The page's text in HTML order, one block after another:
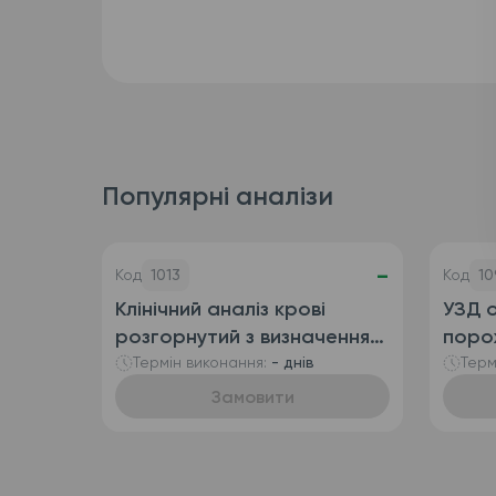
Популярні аналізи
Код 1013 -
Клінічний аналіз крові
розгорнутий з визначенням
ретикулоцитів
(автоматизований + ручна
Термін виконання: - днів
Замовити
Код
УЗД